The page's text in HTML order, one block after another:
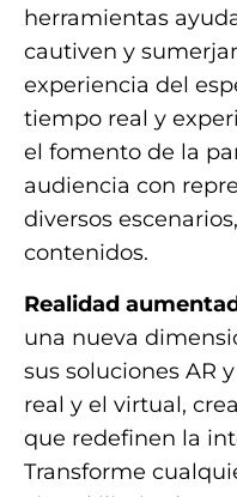
herramientas
cautiven y
experiencia del
tiempo real y
el fomento de la
audiencia con
diversos
contenidos.
Realidad
una nueva
sus soluciones AR
real y el virtual,
que redefinen la
Transforme